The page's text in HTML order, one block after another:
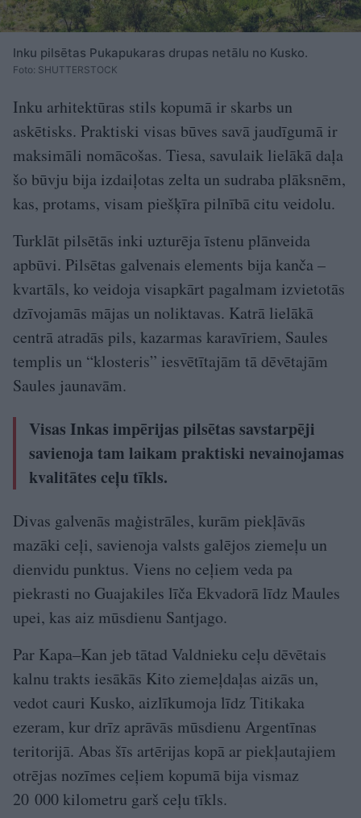
Inku pilsētas Pukapukaras drupas netālu no Kusko.
Foto: SHUTTERSTOCK
Inku arhitektūras stils kopumā ir skarbs un
askētisks. Praktiski visas būves savā jaudīgumā ir
maksimāli nomācošas. Tiesa, savulaik lielākā daļa
šo būvju bija izdaiļotas zelta un sudraba plāksnēm,
kas, protams, visam piešķīra pilnībā citu veidolu.
Turklāt pilsētās inki uzturēja īstenu plānveida
apbūvi. Pilsētas galvenais elements bija kanča –
kvartāls, ko veidoja visapkārt pagalmam izvietotās
dzīvojamās mājas un noliktavas. Katrā lielākā
centrā atradās pils, kazarmas karavīriem, Saules
templis un “klosteris” iesvētītajām tā dēvētajām
Saules jaunavām.
Visas Inkas impērijas pilsētas savstarpēji
savienoja tam laikam praktiski nevainojamas
kvalitātes ceļu tīkls.
Divas galvenās maģistrāles, kurām piekļāvās
mazāki ceļi, savienoja valsts galējos ziemeļu un
dienvidu punktus. Viens no ceļiem veda pa
piekrasti no Guajakiles līča Ekvadorā līdz Maules
upei, kas aiz mūsdienu Santjago.
Par Kapa–Kan jeb tātad Valdnieku ceļu dēvētais
kalnu trakts iesākās Kito ziemeļdaļas aizās un,
vedot cauri Kusko, aizlīkumoja līdz Titikaka
ezeram, kur drīz aprāvās mūsdienu Argentīnas
teritorijā. Abas šīs artērijas kopā ar piekļautajiem
otrējas nozīmes ceļiem kopumā bija vismaz
20 000 kilometru garš ceļu tīkls.